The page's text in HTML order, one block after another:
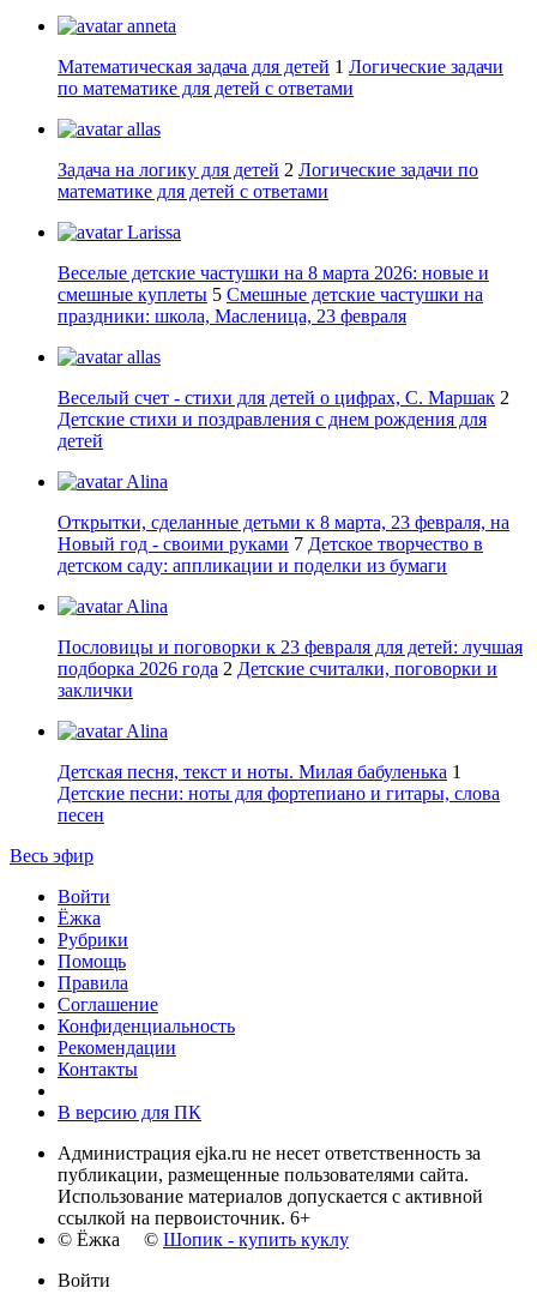
anneta
Математическая задача для детей 1 Логические задачи
по математике для детей с ответами
allas
Задача на логику для детей 2 Логические задачи по
математике для детей с ответами
Larissa
Веселые детские частушки на 8 марта 2026: новые и
смешные куплеты 5 Смешные детские частушки на
праздники: школа, Масленица, 23 февраля
allas
Веселый счет - стихи для детей о цифрах, С. Маршак 2
Детские стихи и поздравления с днем рождения для
детей
Alina
Открытки, сделанные детьми к 8 марта, 23 февраля, на
Новый год - своими руками 7 Детское творчество в
детском саду: аппликации и поделки из бумаги
Alina
Пословицы и поговорки к 23 февраля для детей: лучшая
подборка 2026 года 2 Детские считалки, поговорки и
заклички
Alina
Детская песня, текст и ноты. Милая бабуленька 1
Детские песни: ноты для фортепиано и гитары, слова
песен
Весь эфир
Войти
Ёжка
Рубрики
Помощь
Правила
Соглашение
Конфиденциальность
Рекомендации
Контакты
В версию для ПК
Администрация ejka.ru не несет ответственность за
публикации, размещенные пользователями сайта.
Использование материалов допускается с активной
ссылкой на первоисточник. 6+
© Ёжка © Шопик - купить куклу
Войти